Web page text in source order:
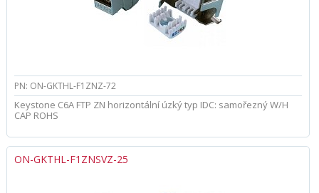
PN: ON-GKTHL-F1ZNZ-72
Keystone C6A FTP ZN horizontální úzký typ IDC: samořezný W/H
CAP ROHS
ON-GKTHL-F1ZNSVZ-25